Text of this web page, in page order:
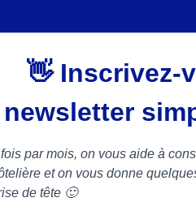
👋 Inscrivez-
newsletter
par mois, on vous aide à
et on vous donne
de tête 🙂